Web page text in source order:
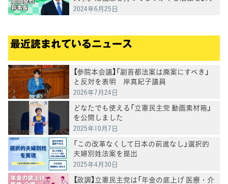
田幹事長が会見で
2024年6月25日
最近読まれているニュース
【参院本会議】「副首都法案は廃案にすべき」
と反対を表明 岸真紀子議員
2026年7月24日
どなたでも使える「立憲民主党 動画素材箱」
を公開しました
2025年10月7日
「この改革なくして日本の前進なし」選択的
夫婦別姓法案を提出
2025年4月30日
【政調】立憲民主党は「年金の底上げ 医療・介